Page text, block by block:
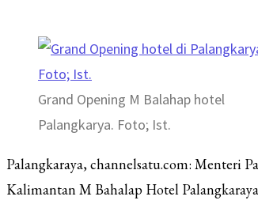
Grand Opening M Balahap hotel
Palangkarya. Foto; Ist.
Palangkaraya, channelsatu.com: Menteri
Kalimantan M Bahalap Hotel